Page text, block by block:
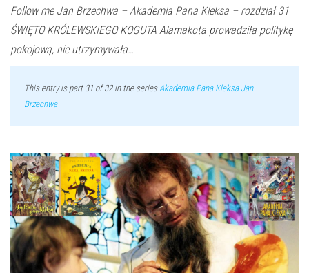
Follow me Jan Brzechwa – Akademia Pana Kleksa – rozdział 31
ŚWIĘTO KRÓLEWSKIEGO KOGUTA Alamakota prowadziła politykę
pokojową, nie utrzymywała…
This entry is part 31 of 32 in the series Akademia Pana Kleksa Jan
Brzechwa